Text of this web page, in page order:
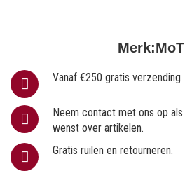
Merk:
Vanaf €250 gratis verzending
Neem contact met ons op
wenst over artikelen.
Gratis ruilen en retourneren.